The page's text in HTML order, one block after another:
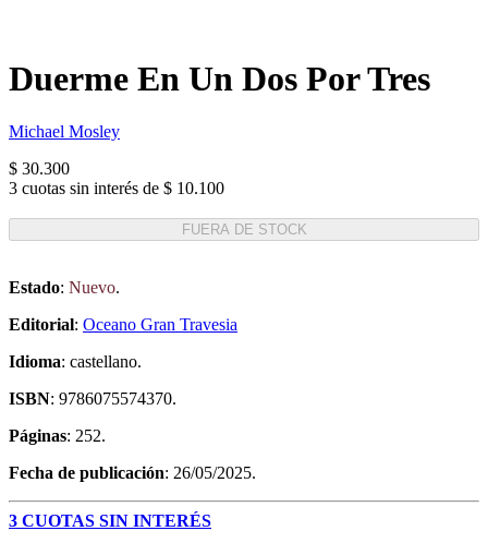
Duerme En Un Dos Por Tres
Michael Mosley
$ 30.300
3 cuotas sin interés de $ 10.100
FUERA DE STOCK
Estado: Nuevo.
Editorial: Oceano Gran Travesia
Idioma: castellano.
ISBN: 9786075574370.
Páginas: 252.
Fecha de publicación: 26/05/2025.
3 CUOTAS SIN INTERÉS